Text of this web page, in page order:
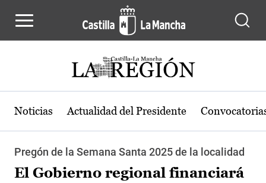
Noticias Actualidad del Presidente
Pregón de la Semana Santa 2025 de la localidad
El Gobierno regional financiará